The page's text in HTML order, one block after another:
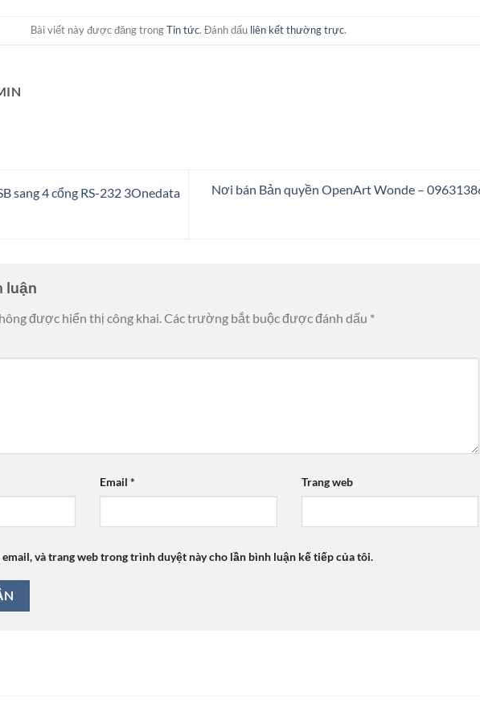
Bài viết này được đăng trongTin tức. Đánh dấu liên kết thường trực.
sang 4 cổng RS-232 3Onedata
Nơi bán Bản quyền OpenArt Wonde –
luận
được hiển thị công khai.Các trường bắt buộc được đánh dấu *
Email * Trang web
và trang web trong trình duyệt này cho lần bình luận kế tiếp của tôi.